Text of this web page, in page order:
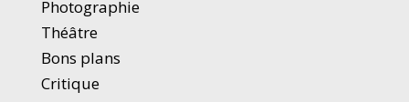
Photographie
Théâtre
Bons plans
Critique